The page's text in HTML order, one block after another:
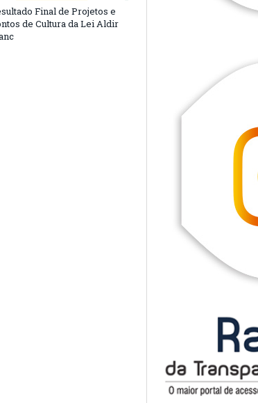
Final de Projetos e
de Cultura da Lei Aldir